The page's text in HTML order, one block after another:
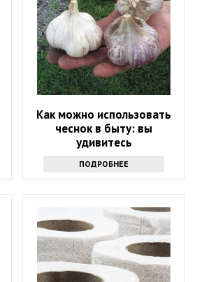
Как можно использовать
чеснок в быту: вы
удивитесь
ПОДРОБНЕЕ